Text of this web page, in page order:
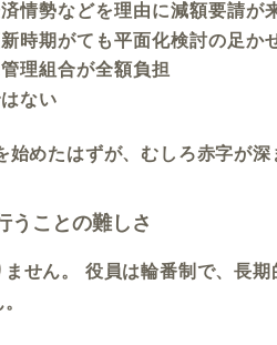
情勢などを理由に減額要請が
時期がても平面化検討の足か
理組合が全額負担
ない
めたはずが、むしろ赤字が深
うことの難しさ
せん。 役員は輪番制で、長